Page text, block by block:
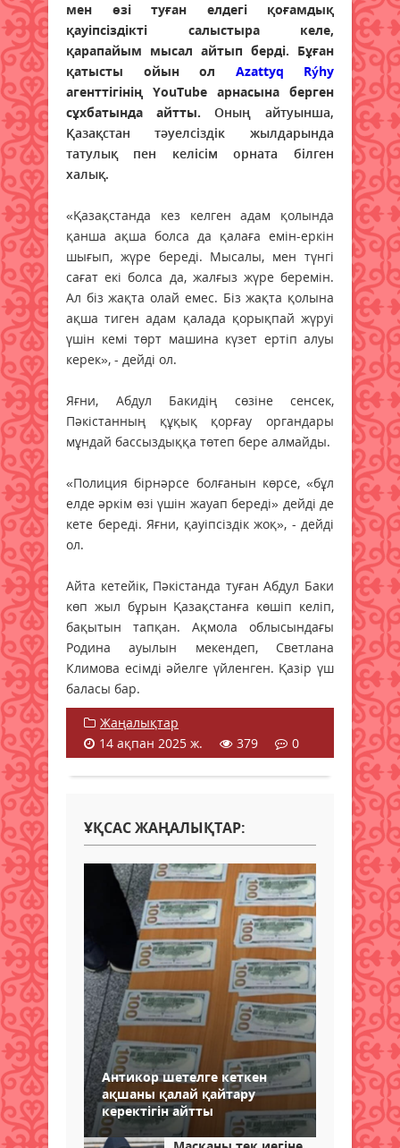
мен өзі туған елдегі қоғамдық
қауіпсіздікті салыстыра келе,
қарапайым мысал айтып берді. Бұған
қатысты ойын ол Azattyq Rýhy
агенттігінің YouTube арнасына берген
сұхбатында айтты. Оның айтуынша,
Қазақстан тәуелсіздік жылдарында
татулық пен келісім орната білген
халық.
«Қазақстанда кез келген адам қолында
қанша ақша болса да қалаға емін-еркін
шығып, жүре береді. Мысалы, мен түнгі
сағат екі болса да, жалғыз жүре беремін.
Ал біз жақта олай емес. Біз жақта қолына
ақша тиген адам қалада қорықпай жүруі
үшін кемі төрт машина күзет ертіп алуы
керек», - дейді ол.
Яғни, Абдул Бакидің сөзіне сенсек,
Пәкістанның құқық қорғау органдары
мұндай бассыздыққа төтеп бере алмайды.
«Полиция бірнәрсе болғанын көрсе, «бұл
елде әркім өзі үшін жауап береді» дейді де
кете береді. Яғни, қауіпсіздік жоқ», - дейді
ол.
Айта кетейік, Пәкістанда туған Абдул Баки
көп жыл бұрын Қазақстанға көшіп келіп,
бақытын тапқан. Ақмола облысындағы
Родина ауылын мекендеп, Светлана
Климова есімді әйелге үйленген. Қазір үш
баласы бар.
Жаңалықтар
14 ақпан 2025 ж.
379 0
ҰҚСАС ЖАҢАЛЫҚТАР:
Антикор шетелге кеткен
ақшаны қалай қайтару
керектігін айтты